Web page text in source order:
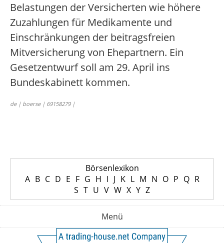
Belastungen der Versicherten wie höhere
Zuzahlungen für Medikamente und
Einschränkungen der beitragsfreien
Mitversicherung von Ehepartnern. Ein
Gesetzentwurf soll am 29. April ins
Bundeskabinett kommen.
de | boerse | 69158279 |
Börsenlexikon
A B C D E F G H I J K L M N O P Q R
S T U V W X Y Z
Menü